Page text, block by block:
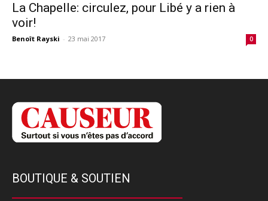
La Chapelle: circulez, pour Libé y a rien à
voir!
Benoît Rayski - 23 mai 2017 0
BOUTIQUE & SOUTIEN